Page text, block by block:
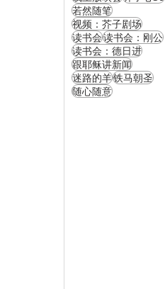
若然随笔
视频：芥子剧场
读书会读书会：刚公
读书会：德日进
跟耶稣讲新闻
迷路的羊铁马朝圣
随心随意